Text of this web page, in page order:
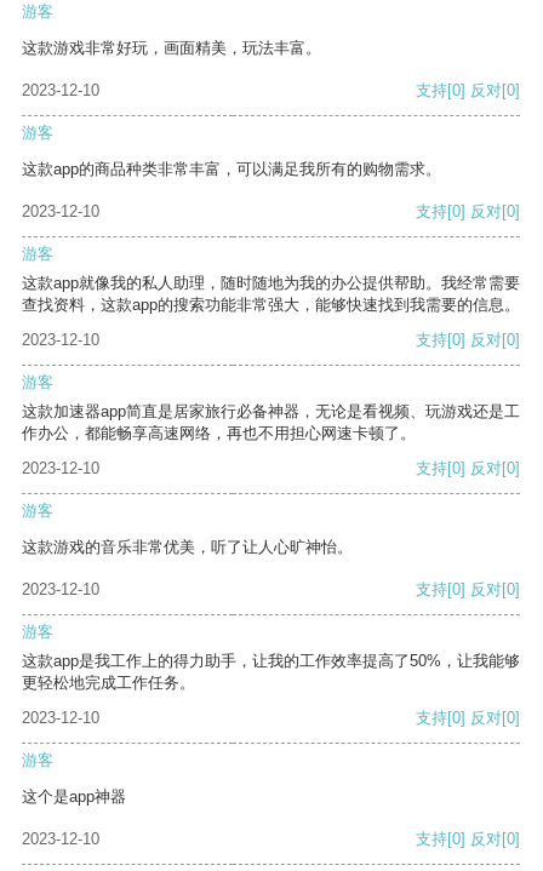
游客
这款游戏非常好玩，画面精美，玩法丰富。
2023-12-10 支持[0] 反对[0]
游客
这款app的商品种类非常丰富，可以满足我所有的购物需求。
2023-12-10 支持[0] 反对[0]
游客
这款app就像我的私人助理，随时随地为我的办公提供帮助。我经常需要
查找资料，这款app的搜索功能非常强大，能够快速找到我需要的信息。
2023-12-10
支持[0] 反对[0]
游客
这款加速器app简直是居家旅行必备神器，无论是看视频、玩游戏还是工
作办公，都能畅享高速网络，再也不用担心网速卡顿了。
2023-12-10
支持[0] 反对[0]
游客
这款游戏的音乐非常优美，听了让人心旷神怡。
2023-12-10 支持[0] 反对[0]
游客
这款app是我工作上的得力助手，让我的工作效率提高了50%，让我能够
更轻松地完成工作任务。
2023-12-10
支持[0] 反对[0]
游客
这个是app神器
2023-12-10 支持[0] 反对[0]